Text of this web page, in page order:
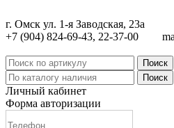
г. Омск ул. 1-я Заводская, 23а
+7 (904) 824-69-43, 22-37-00
Поиск
Поиск
Личный кабинет
Форма авторизации